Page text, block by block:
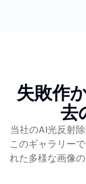
失敗作
去
当社のAI光反射
このギャラリー
れた多様な画像